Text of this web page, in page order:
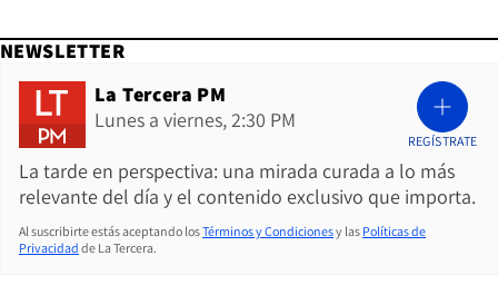
NEWSLETTER
La Tercera PM
Lunes a viernes, 2:30 PM
La tarde en perspectiva: una mirada curada a lo más
relevante del día y el contenido exclusivo que importa.
REGÍSTRATE
Al suscribirte estás aceptando losTérminos y Condicionesy las Políticas de
Privacidad de La Tercera.